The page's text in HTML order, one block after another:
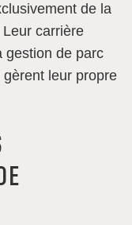
de la
carrière
gestion de parc
leur propre